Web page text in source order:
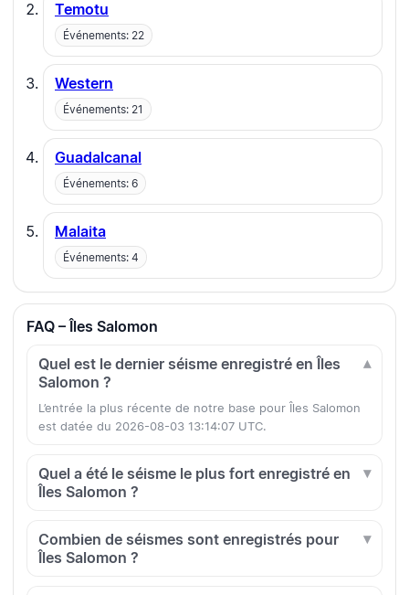
Temotu
Événements: 22
Western
Événements: 21
Guadalcanal
Événements: 6
Malaita
Événements: 4
FAQ – Îles Salomon
Quel est le dernier séisme enregistré en Îles
Salomon ?
L’entrée la plus récente de notre base pour Îles Salomon
est datée du 2026-08-03 13:14:07 UTC.
Quel a été le séisme le plus fort enregistré en
Îles Salomon ?
Combien de séismes sont enregistrés pour
Îles Salomon ?